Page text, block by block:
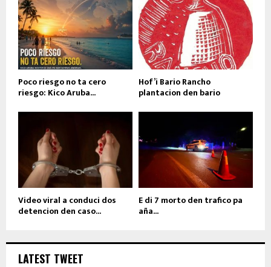
Poco riesgo no ta cero
riesgo: Kico Aruba...
Hof’i Bario Rancho
plantacion den bario
Video viral a conduci dos
detencion den caso...
E di 7 morto den trafico pa
aña...
LATEST TWEET